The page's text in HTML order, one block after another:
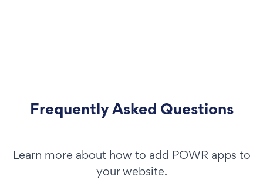
Frequently Asked Questions
Learn more about how to add POWR apps to
your website.